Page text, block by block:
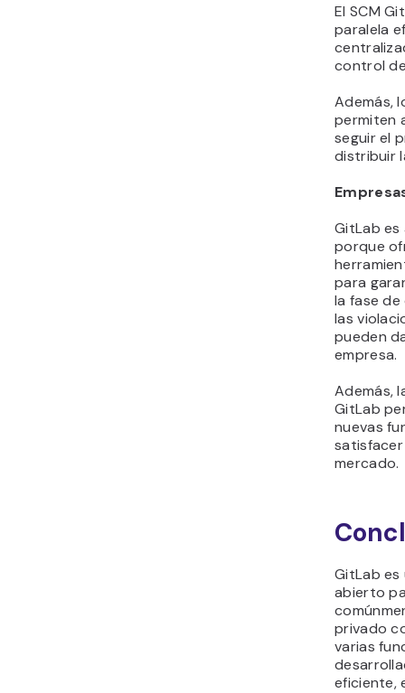
El SCM
paralela
control
Además,
permiten
seguir el
distribuir
GitLab
porque
para
la fase
las
pueden
empresa.
Además,
GitLab
nuevas
mercado.
GitLab
abierto
privado
varias
eficiente,